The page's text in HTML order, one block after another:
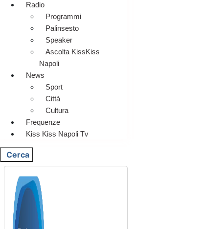
Radio
Programmi
Palinsesto
Speaker
Ascolta KissKiss
Napoli
News
Sport
Città
Cultura
Frequenze
Kiss Kiss Napoli Tv
Cerca